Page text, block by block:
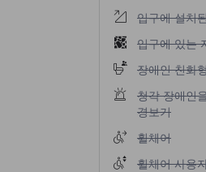
입구에 설치된
입구에 설치
입구에 있는
입구에 있는
장애인 친화형
장애인 친화
청각 장애인을
청각 장애인
경보기
휠체어 이용 불
휠체어
휠체어 사용자
휠체어 사용